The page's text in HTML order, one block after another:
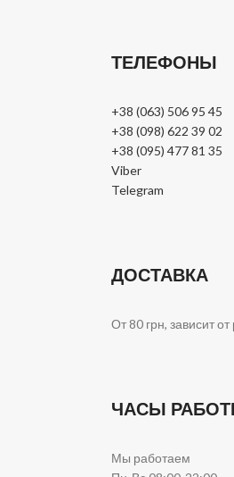
ТЕЛЕФОНЫ
+38 (063) 506 95 45
+38 (098) 622 39 02
+38 (095) 477 81 35
Viber
Telegram
ДОСТАВКА
От 80 грн, зависит
ЧАСЫ
Мы работаем